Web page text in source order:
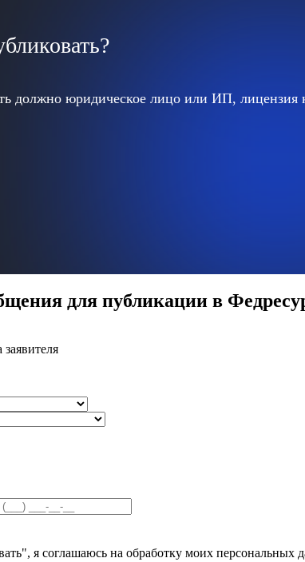
должно юридическое лицо или ИП, лицензия
для публикации в
я соглашаюсь на обработку моих